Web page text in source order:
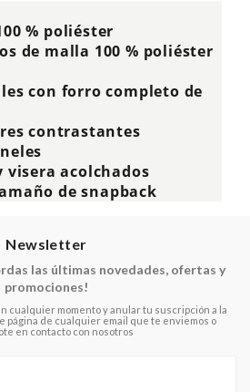
% poliéster
de malla 100 % poliéster
con forro completo de
contrastantes
acolchados
de snapback
Newsletter
las últimas novedades, ofertas y
promociones!
cualquier momento y anular tu suscripción a la
página de cualquier email que te enviemos o
en contacto con nosotros